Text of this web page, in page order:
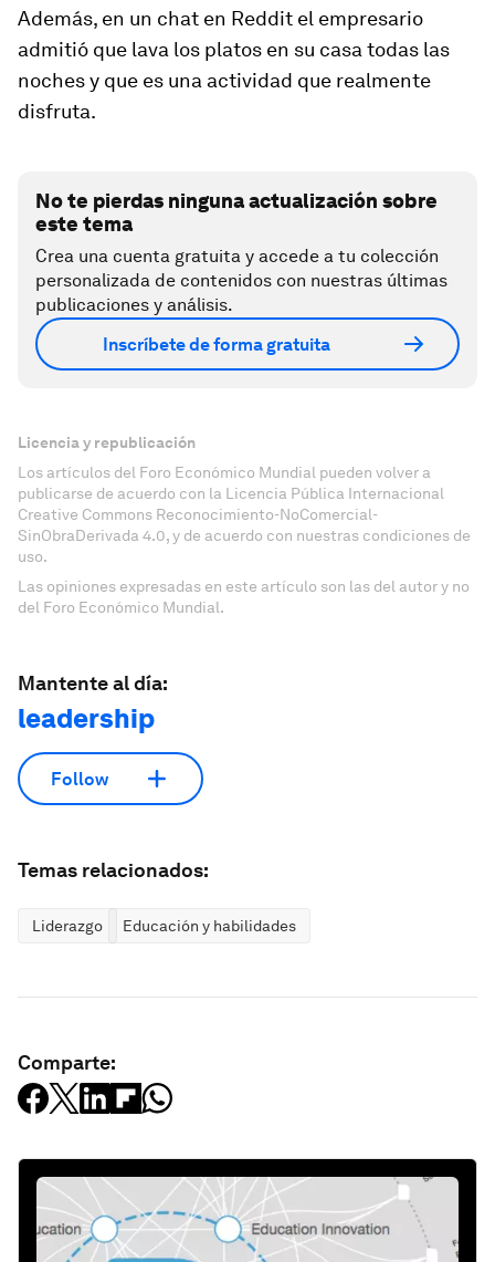
Además, en un chat en Reddit el empresario
admitió que lava los platos en su casa todas las
noches y que es una actividad que realmente
disfruta.
No te pierdas ninguna actualización sobre
este tema
Crea una cuenta gratuita y accede a tu colección
personalizada de contenidos con nuestras últimas
publicaciones y análisis.
Inscríbete de forma gratuita
Licencia y republicación
Los artículos del Foro Económico Mundial pueden volver a
publicarse de acuerdo con la Licencia Pública Internacional
Creative Commons Reconocimiento-NoComercial-
SinObraDerivada 4.0, y de acuerdo con nuestras condiciones de
uso.
Las opiniones expresadas en este artículo son las del autor y no
del Foro Económico Mundial.
Mantente al día:
leadership
Follow
Temas relacionados:
Liderazgo Educación y habilidades
Comparte: